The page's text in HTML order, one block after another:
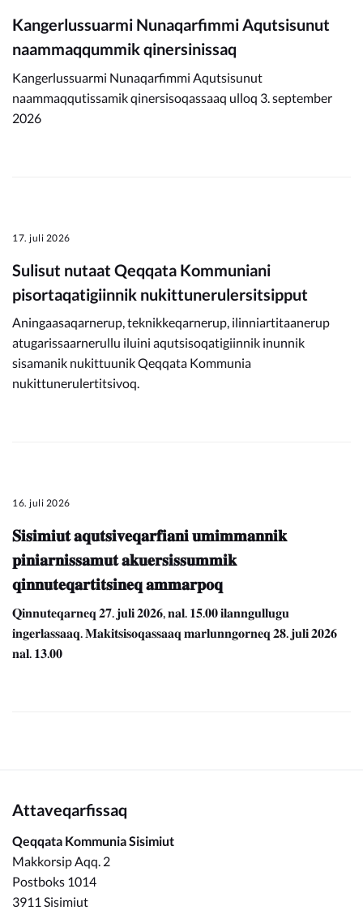
Kangerlussuarmi Nunaqarfimmi Aqutsisunut
naammaqqummik qinersinissaq
Kangerlussuarmi Nunaqarfimmi Aqutsisunut
naammaqqutissamik qinersisoqassaaq ulloq 3. september
2026
17. juli 2026
Sulisut nutaat Qeqqata Kommuniani
pisortaqatigiinnik nukittunerulersitsipput
Aningaasaqarnerup, teknikkeqarnerup, ilinniartitaanerup
atugarissaarnerullu iluini aqutsisoqatigiinnik inunnik
sisamanik nukittuunik Qeqqata Kommunia
nukittunerulertitsivoq.
16. juli 2026
𝐒𝐢𝐬𝐢𝐦𝐢𝐮𝐭 𝐚𝐪𝐮𝐭𝐬𝐢𝐯𝐞𝐪𝐚𝐫𝐟𝐢𝐚𝐧𝐢 𝐮𝐦𝐢𝐦𝐦𝐚𝐧𝐧𝐢𝐤
𝐩𝐢𝐧𝐢𝐚𝐫𝐧𝐢𝐬𝐬𝐚𝐦𝐮𝐭 𝐚𝐤𝐮𝐞𝐫𝐬𝐢𝐬𝐬𝐮𝐦𝐦𝐢𝐤
𝐪𝐢𝐧𝐧𝐮𝐭𝐞𝐪𝐚𝐫𝐭𝐢𝐭𝐬𝐢𝐧𝐞𝐪 𝐚𝐦𝐦𝐚𝐫𝐩𝐨𝐪
𝐐𝐢𝐧𝐧𝐮𝐭𝐞𝐪𝐚𝐫𝐧𝐞𝐪 𝟐𝟕. 𝐣𝐮𝐥𝐢 𝟐𝟎𝟐𝟔, 𝐧𝐚𝐥. 𝟏𝟓.𝟎𝟎 𝐢𝐥𝐚𝐧𝐧𝐠𝐮𝐥𝐥𝐮𝐠𝐮
𝐢𝐧𝐠𝐞𝐫𝐥𝐚𝐬𝐬𝐚𝐚𝐪. 𝐌𝐚𝐤𝐢𝐭𝐬𝐢𝐬𝐨𝐪𝐚𝐬𝐬𝐚𝐚𝐪 𝐦𝐚𝐫𝐥𝐮𝐧𝐧𝐠𝐨𝐫𝐧𝐞𝐪 𝟐𝟖. 𝐣𝐮𝐥𝐢 𝟐𝟎𝟐𝟔
𝐧𝐚𝐥. 𝟏𝟑.𝟎𝟎
Attaveqarfissaq
Qeqqata Kommunia Sisimiut
Makkorsip Aqq. 2
Postboks 1014
3911 Sisimiut